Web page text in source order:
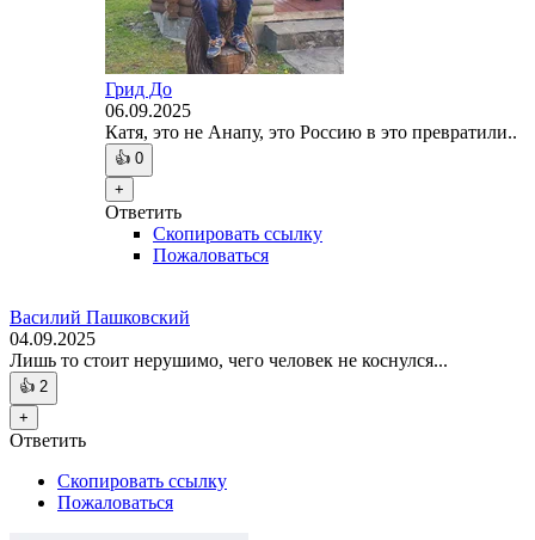
Грид До
06.09.2025
Катя, это не Анапу, это Россию в это превратили..
👍 0
+
Ответить
Скопировать ссылку
Пожаловаться
Василий Пашковский
04.09.2025
Лишь то стоит нерушимо, чего человек не коснулся...
👍 2
+
Ответить
Скопировать ссылку
Пожаловаться